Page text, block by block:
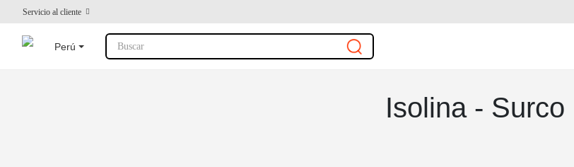
Servicio al cliente
Perú Buscar
Isolina - Surco